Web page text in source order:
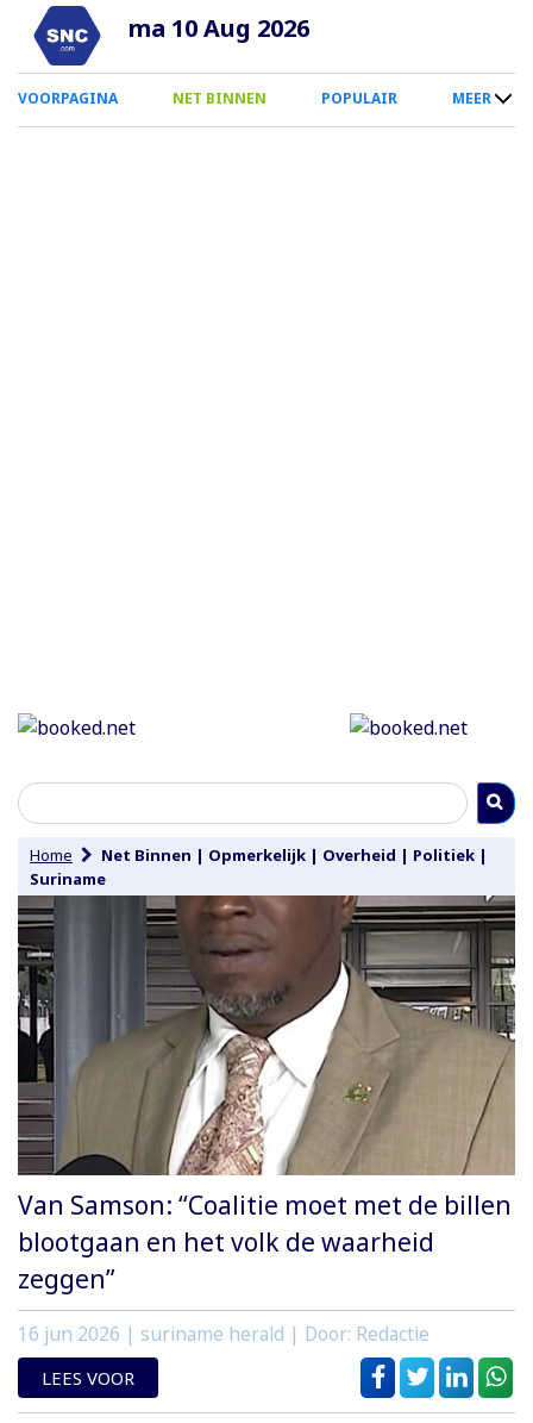
Overslaan
naar
inhoud
ma 10 Aug 2026
0
Smartphone
VOORPAGINA NET BINNEN POPULAIR MEER
Home Net Binnen | Opmerkelijk | Overheid | Politiek |
Suriname
Van Samson: “Coalitie moet met de billen
blootgaan en het volk de waarheid
zeggen”
16 jun 2026 | suriname herald | Door: Redactie
LEES VOOR